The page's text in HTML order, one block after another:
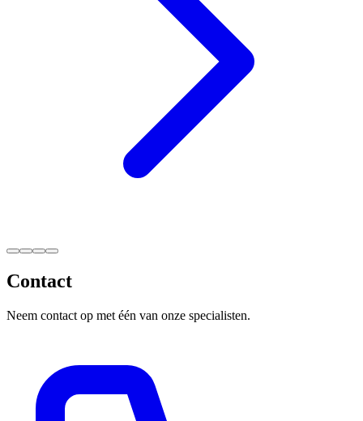
Contact
Neem contact op met één van onze specialisten.